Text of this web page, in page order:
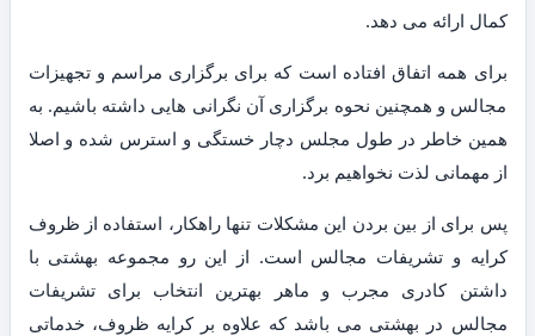
کمال ارائه می دهد.
برای همه اتفاق افتاده است که برای برگزاری مراسم و تجهیزات
مجالس و همچنین نحوه برگزاری آن نگرانی هایی داشته باشیم. به
همین خاطر در طول مجلس دچار خستگی و استرس شده و اصلا
از مهمانی لذت نخواهیم برد.
پس برای از بین بردن این مشکلات تنها راهکار، استفاده از ظروف
کرایه و تشریفات مجالس است. از این رو مجموعه بهشتی با
داشتن کادری مجرب و ماهر بهترین انتخاب برای تشریفات
مجالس در بهشتی می باشد که علاوه بر کرایه ظروف، خدماتی